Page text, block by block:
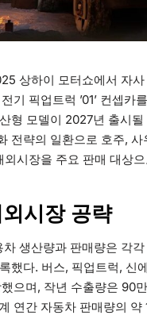
상하이 모터쇼에서 자
기 픽업트럭 ’01’ 컨셉카
형 모델이 2027년 출시될
전략의 일환으로 호주,
외시장을 주요 판매 대상
시장 공략
생산량과 판매량은 각
했다. 버스, 픽업트럭, 신
으며, 작년 수출량은 90
연간 자동차 판매량의 약